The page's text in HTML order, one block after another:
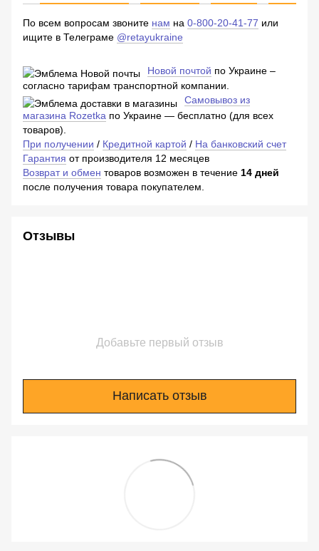
По всем вопросам звоните нам на 0-800-20-41-77 или
ищите в Телеграме @retayukraine
Новой почтой по Украине –
согласно тарифам транспортной компании.
Самовывоз из
магазина Rozetka по Украине — бесплатно (для всех
товаров).
При получении / Кредитной картой / На банковский счет
Гарантия от производителя 12 месяцев
Возврат и обмен товаров возможен в течение 14 дней
после получения товара покупателем.
Отзывы
Добавьте первый отзыв
Написать отзыв